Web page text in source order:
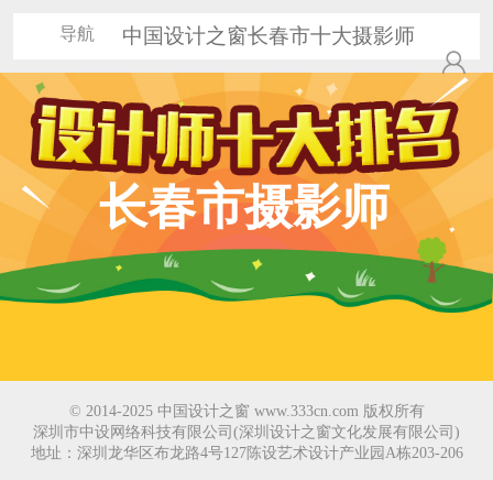
导航 中国设计之窗长春市十大摄影师
长春市摄影师
© 2014-2025 中国设计之窗 www.333cn.com 版权所有
深圳市中设网络科技有限公司(深圳设计之窗文化发展有限公司)
地址：深圳龙华区布龙路4号127陈设艺术设计产业园A栋203-206